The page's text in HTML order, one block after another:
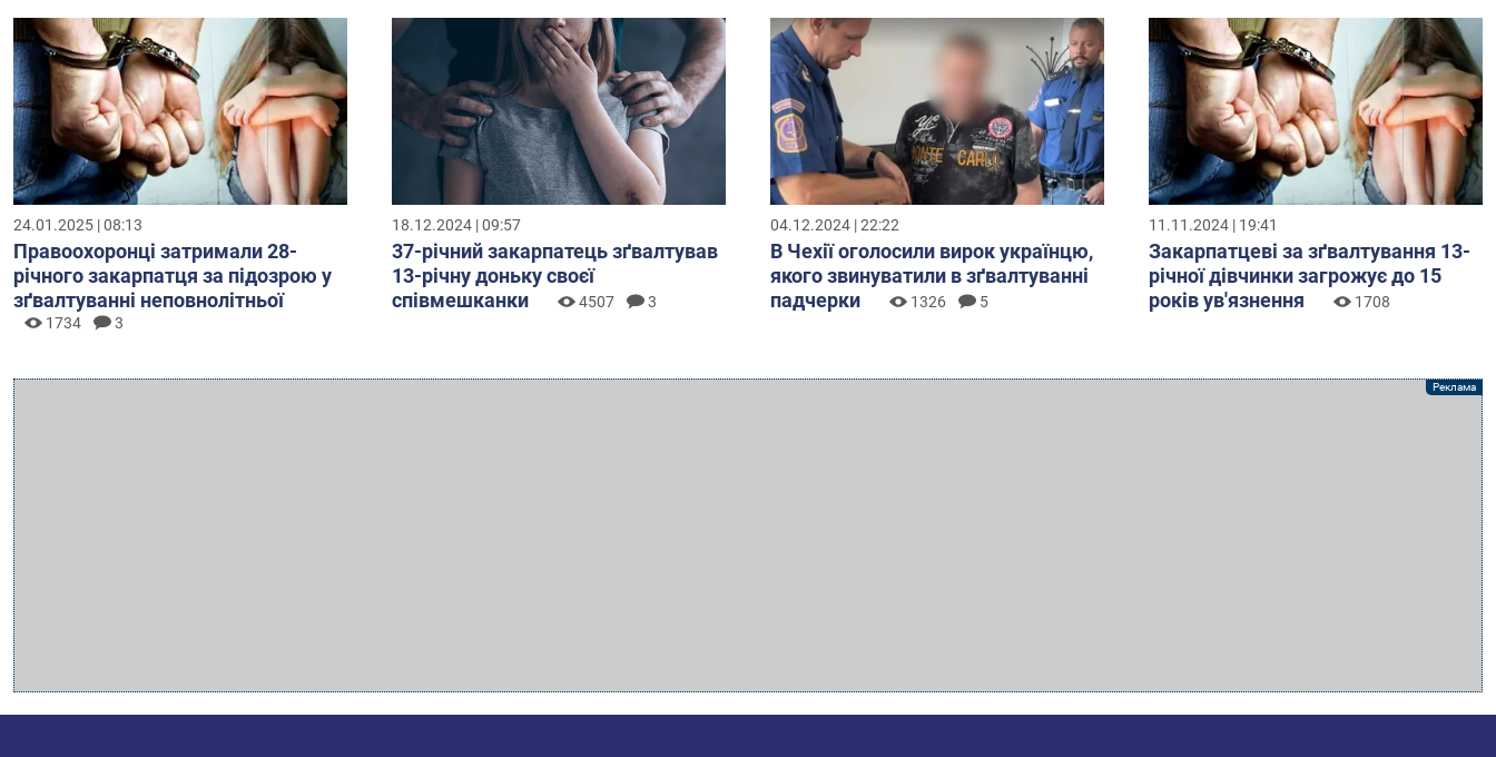
24.01.2025 | 08:13
Правоохоронці затримали 28-
річного закарпатця за підозрою у
зґвалтуванні неповнолітньої
1734 3
18.12.2024 | 09:57
37-річний закарпатець зґвалтував
13-річну доньку своєї
співмешканки
4507 3
04.12.2024 | 22:22
В Чехії оголосили вирок українцю,
якого звинуватили в зґвалтуванні
падчерки
1326 5
11.11.2024 | 19:41
Закарпатцеві за зґвалтування 13-
річної дівчинки загрожує до 15
років ув'язнення
1708